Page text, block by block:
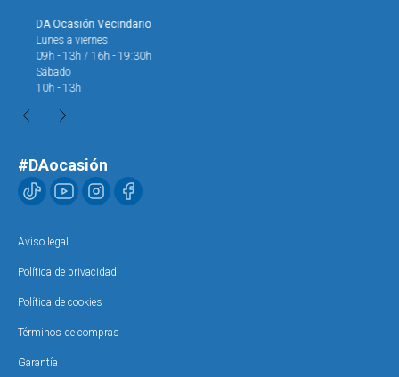
DA Ocasión Vecindario
Lunes a viernes
09h - 13h / 16h - 19:30h
Sábado
10h - 13h
#DAocasión
Aviso legal
Política de privacidad
Política de cookies
Términos de compras
Garantía